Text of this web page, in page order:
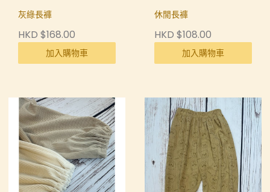
灰綠長褲
HKD $168.00
加入購物車
休閒長褲
HKD $108.00
加入購物車